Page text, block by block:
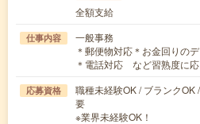
全額支給
仕事内容
一般事務
＊郵便物対応＊お金回りの
＊電話対応 など習熟度に
応募資格
職種未経験OK / ブランクOK
要
※業界未経験OK！